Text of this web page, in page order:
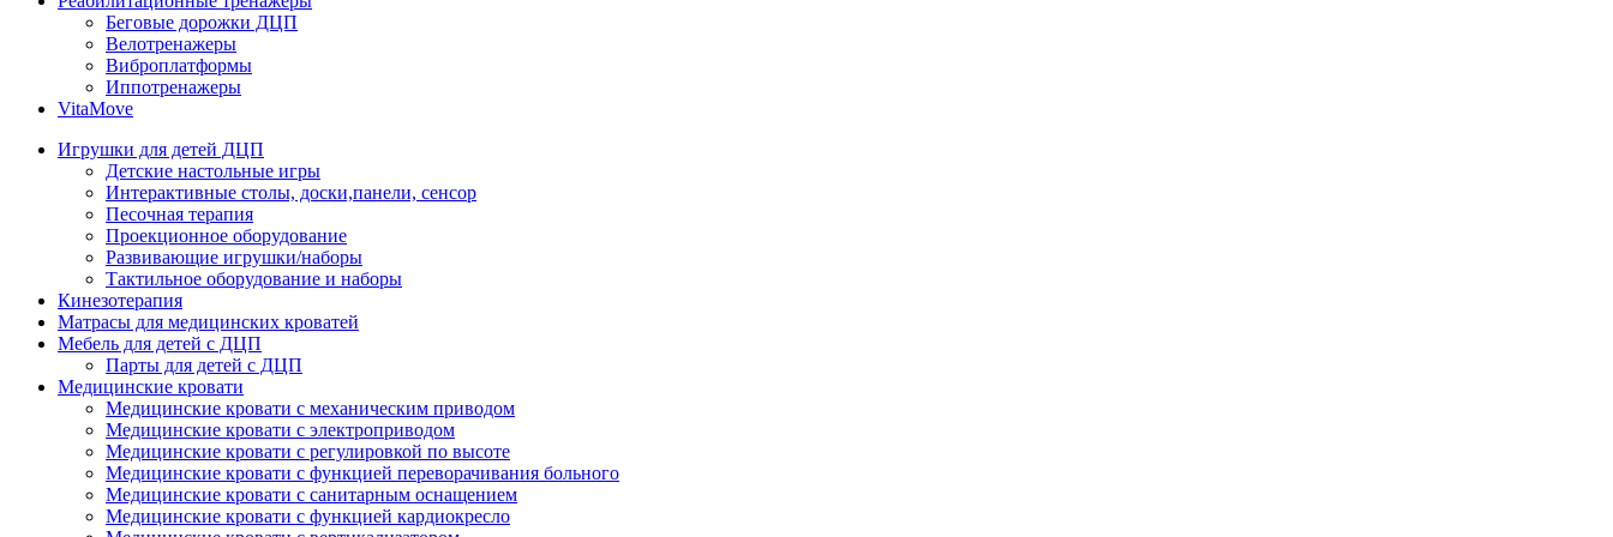
Беговые дорожки ДЦП
Велотренажеры
Виброплатформы
Иппотренажеры
VitaMove
Игрушки для детей ДЦП
Детские настольные игры
Интерактивные столы, доски,панели, сенсор
Песочная терапия
Проекционное оборудование
Развивающие игрушки/наборы
Тактильное оборудование и наборы
Кинезотерапия
Матрасы для медицинских кроватей
Мебель для детей с ДЦП
Парты для детей с ДЦП
Медицинские кровати
Медицинские кровати с механическим приводом
Медицинские кровати с электроприводом
Медицинские кровати с регулировкой по высоте
Медицинские кровати с функцией переворачивания больного
Медицинские кровати с санитарным оснащением
Медицинские кровати с функцией кардиокресло